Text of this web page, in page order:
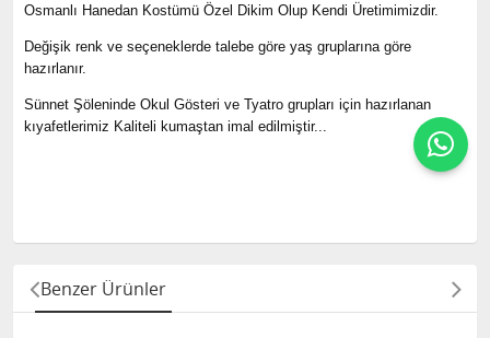
Osmanlı Hanedan Kostümü Özel Dikim Olup Kendi Üretimimizdir.
Değişik renk ve seçeneklerde talebe göre yaş gruplarına göre
hazırlanır.
Sünnet Şöleninde Okul Gösteri ve Tyatro grupları için hazırlanan
kıyafetlerimiz Kaliteli kumaştan imal edilmiştir...
Benzer Ürünler